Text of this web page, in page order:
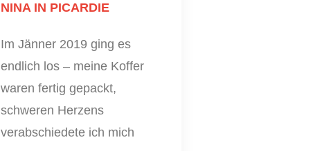
NINA IN PICARDIE
Im Jänner 2019 ging es
endlich los – meine Koffer
waren fertig gepackt,
schweren Herzens
verabschiedete ich mich